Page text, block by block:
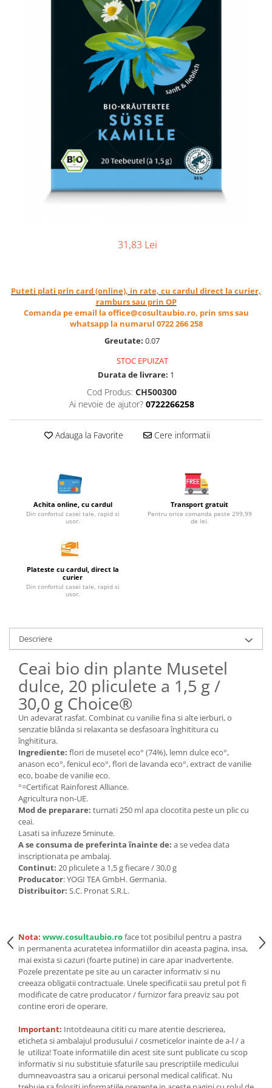
Ceaiuri diverse si accesorii
Vinuri, bere si alte bauturi
Cacao si inlocuitori
Seminte bio pentru germinat
dejun
Lactate
Bauturi vegetale
Orez, Faina si Premixuri
Sosuri, Ketchup bio
Pudre si prafuri
Supe
Conserve, Pateuri, creme
Leguminoase si seminte
Fermenti si gelifianti
Produse din soia
Sare si inlocuitori
Produse care inlocuiesc carnea
Unt, alternativa unt
Paine bio
Paste
Ciocolata
Creme
Bomboane, Caramele si Jeleuri
Biscuiti si napolitane
Inghetata
Zahar si indulcitori
Batoane
Dulciuri bio
Guma de mestecat bio
Snacksuri
Seminte, fructe uscate, samburi
Mixuri, condimente si mirodenii
Mixuri
Condimente
Mirodenii
Semipreparate
Specialitati si produse asiatice
31,83 Lei
Puteti plati prin card (online), in rate, cu cardul direct la curier,
ramburs sau prin OP
Comanda pe email la office@cosultaubio.ro, prin sms sau
whatsapp la numarul 0722 266 258
Greutate: 0.07
STOC EPUIZAT
Durata de livrare: 1
Cod Produs: CH500300
Ai nevoie de ajutor? 0722266258
Adauga la Favorite Cere informatii
Achita online, cu cardul
Din confortul casei tale, rapid si
usor.
Transport gratuit
Pentru orice comanda peste 299,99
de lei.
Plateste cu cardul, direct la
curier
Din confortul casei tale, rapid si
usor.
Descriere
Ceai bio din plante Musetel
dulce, 20 pliculete a 1,5 g /
30,0 g Choice®
Un adevarat rasfat. Combinat cu vanilie fina si alte ierburi, o
senzatie blânda si relaxanta se desfasoara înghititura cu
înghititura.
Ingrediente: flori de musetel eco° (74%), lemn dulce eco°,
anason eco°, fenicul eco°, flori de lavanda eco°, extract de vanilie
eco, boabe de vanilie eco.
°=Certificat Rainforest Alliance.
Agricultura non-UE.
Mod de preparare: turnati 250 ml apa clocotita peste un plic cu
ceai.
Lasati sa infuzeze 5minute.
A se consuma de preferinta înainte de: a se vedea data
inscriptionata pe ambalaj.
Continut: 20 pliculete a 1,5 g fiecare / 30,0 g
Producator: YOGI TEA GmbH. Germania.
Distribuitor: S.C. Pronat S.R.L.
Nota: www.cosultaubio.roface tot posibilul pentru a pastra
in permanenta acuratetea informatiilor din aceasta pagina, insa,
mai exista si cazuri (foarte putine) in care apar inadvertente.
Pozele prezentate pe site au un caracter informativ si nu
creeaza obligatii contractuale. Unele specificatii sau pretul pot fi
modificate de catre producator / furnizor fara preaviz sau pot
contine erori de operare.
Important: Intotdeauna cititi cu mare atentie descrierea,
eticheta si ambalajul produsului / cosmeticelor inainte de a-l / a
le utiliza! Toate informatiile din acest site sunt publicate cu scop
informativ si nu substituie sfaturile sau prescriptiile medicului
dumneavoastra sau a oricarui personal medical calificat. Nu